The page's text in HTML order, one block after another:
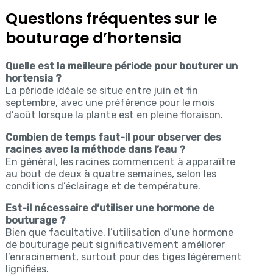
Questions fréquentes sur le
bouturage d’hortensia
Quelle est la meilleure période pour bouturer un
hortensia ?
La période idéale se situe entre juin et fin
septembre, avec une préférence pour le mois
d’août lorsque la plante est en pleine floraison.
Combien de temps faut-il pour observer des
racines avec la méthode dans l’eau ?
En général, les racines commencent à apparaître
au bout de deux à quatre semaines, selon les
conditions d’éclairage et de température.
Est-il nécessaire d’utiliser une hormone de
bouturage ?
Bien que facultative, l’utilisation d’une hormone
de bouturage peut significativement améliorer
l’enracinement, surtout pour des tiges légèrement
lignifiées.